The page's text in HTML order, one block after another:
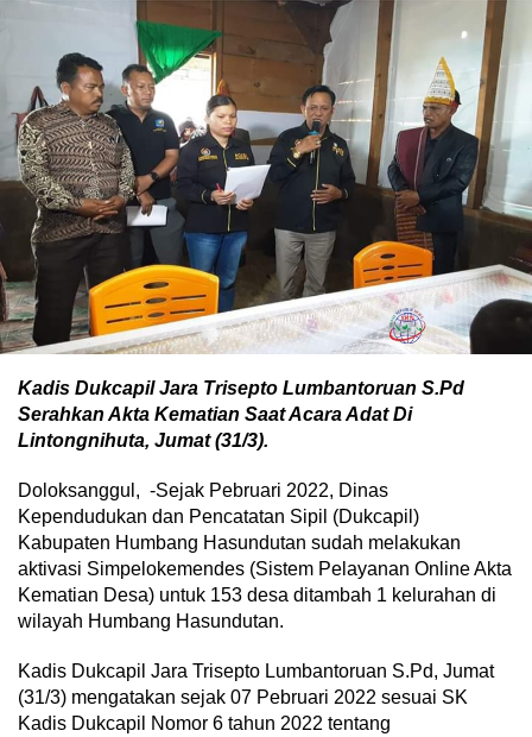
Kadis Dukcapil Jara Trisepto Lumbantoruan S.Pd
Serahkan Akta Kematian Saat Acara Adat Di
Lintongnihuta, Jumat (31/3).
Doloksanggul, -Sejak Pebruari 2022, Dinas
Kependudukan dan Pencatatan Sipil (Dukcapil)
Kabupaten Humbang Hasundutan sudah melakukan
aktivasi Simpelokemendes (Sistem Pelayanan Online Akta
Kematian Desa) untuk 153 desa ditambah 1 kelurahan di
wilayah Humbang Hasundutan.
Kadis Dukcapil Jara Trisepto Lumbantoruan S.Pd, Jumat
(31/3) mengatakan sejak 07 Pebruari 2022 sesuai SK
Kadis Dukcapil Nomor 6 tahun 2022 tentang